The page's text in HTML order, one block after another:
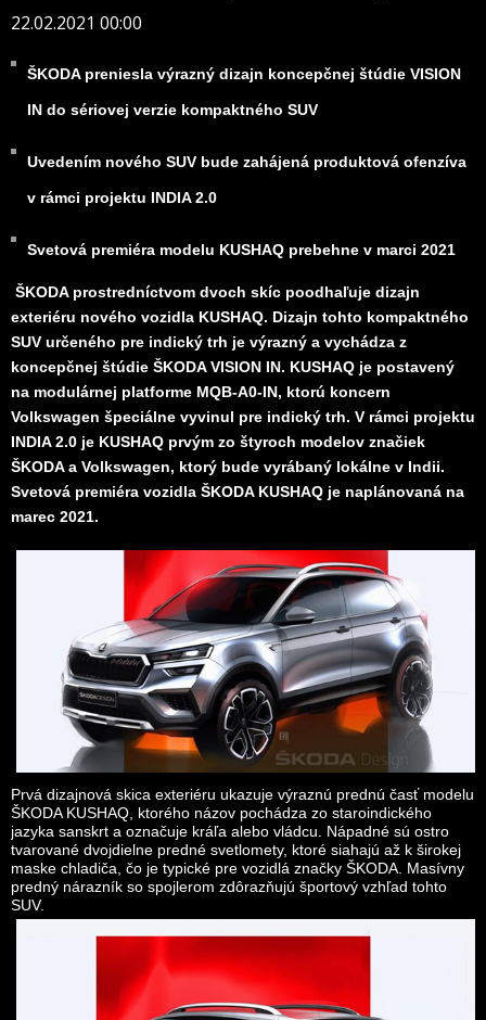
22.02.2021 00:00
ŠKODA preniesla výrazný dizajn koncepčnej štúdie VISION
IN do sériovej verzie kompaktného SUV
Uvedením nového SUV bude zahájená produktová ofenzíva
v rámci projektu INDIA 2.0
Svetová premiéra modelu KUSHAQ prebehne v marci 2021
ŠKODA prostredníctvom dvoch skíc poodhaľuje dizajn
exteriéru nového vozidla KUSHAQ. Dizajn tohto kompaktného
SUV určeného pre indický trh je výrazný a vychádza z
koncepčnej štúdie ŠKODA VISION IN. KUSHAQ je postavený
na modulárnej platforme MQB-A0-IN, ktorú koncern
Volkswagen špeciálne vyvinul pre indický trh. V rámci projektu
INDIA 2.0 je KUSHAQ prvým zo štyroch modelov značiek
ŠKODA a Volkswagen, ktorý bude vyrábaný lokálne v Indii.
Svetová premiéra vozidla ŠKODA KUSHAQ je naplánovaná na
marec 2021.
Prvá dizajnová skica exteriéru ukazuje výraznú prednú časť modelu
ŠKODA KUSHAQ, ktorého názov pochádza zo staroindického
jazyka sanskrt a označuje kráľa alebo vládcu. Nápadné sú ostro
tvarované dvojdielne predné svetlomety, ktoré siahajú až k širokej
maske chladiča, čo je typické pre vozidlá značky ŠKODA. Masívny
predný nárazník so spojlerom zdôrazňujú športový vzhľad tohto
SUV.